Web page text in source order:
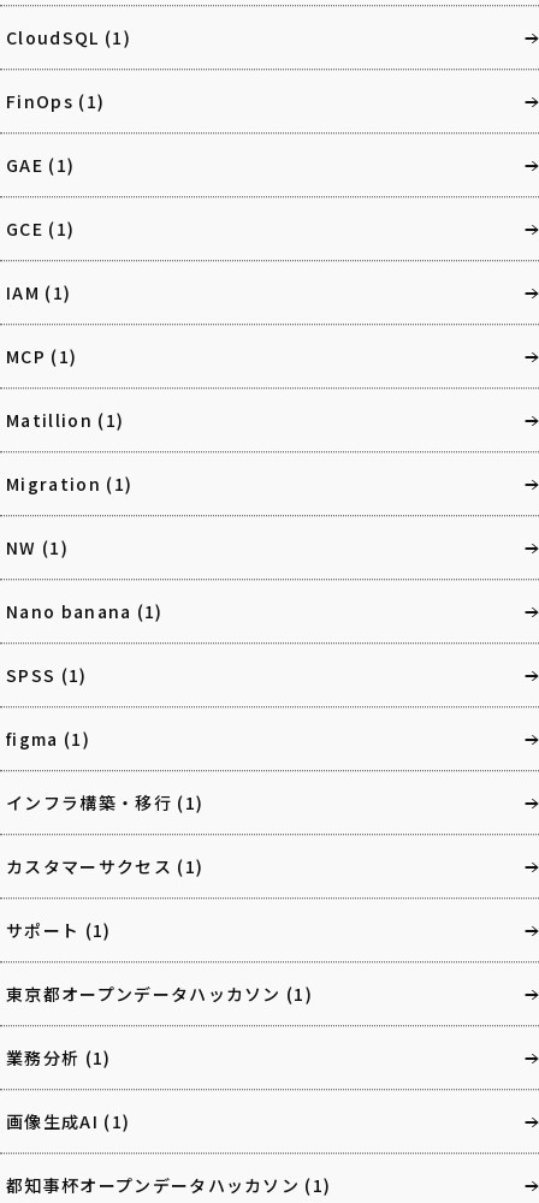
CloudSQL (1)
FinOps (1)
GAE (1)
GCE (1)
IAM (1)
MCP (1)
Matillion (1)
Migration (1)
NW (1)
Nano banana (1)
SPSS (1)
figma (1)
インフラ構築・移行 (1)
カスタマーサクセス (1)
サポート (1)
東京都オープンデータハッカソン (1)
業務分析 (1)
画像生成AI (1)
都知事杯オープンデータハッカソン (1)